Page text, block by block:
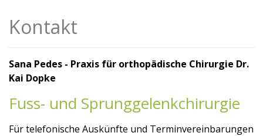
Kontakt
Sana Pedes - Praxis für orthopädische Chirurgie Dr.
Kai Dopke
Fuss- und Sprunggelenkchirurgie
Für telefonische Auskünfte und Terminvereinbarungen